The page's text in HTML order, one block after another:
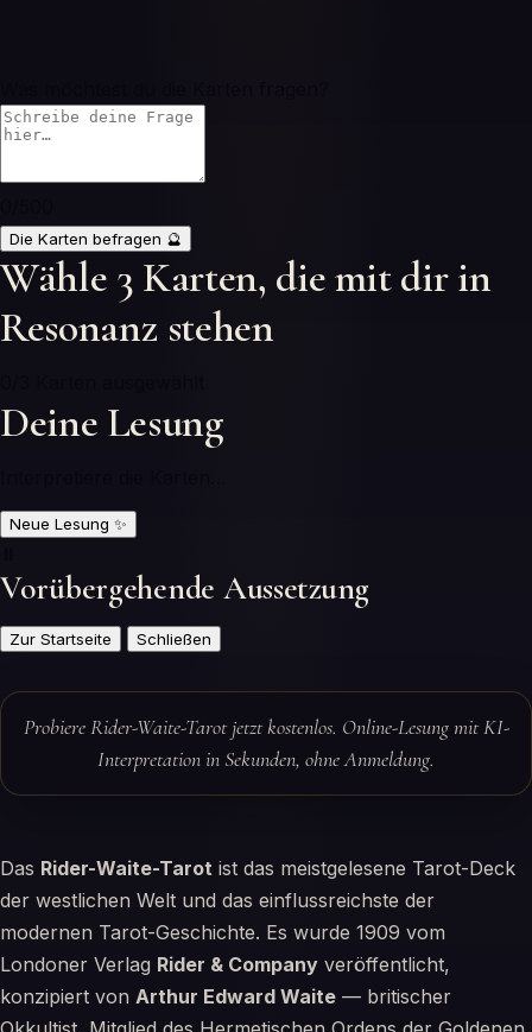
Die Karten befragen 🔮
Wähle 3 Karten, die mit dir in
Resonanz stehen
Deine Lesung
Neue Lesung ✨
Vorübergehende Aussetzung
Zur Startseite Schließen
Probiere Rider-Waite-Tarot jetzt kostenlos. Online-Lesung mit KI-
Interpretation in Sekunden, ohne Anmeldung.
Das Rider-Waite-Tarot ist das meistgelesene Tarot-Deck
der westlichen Welt und das einflussreichste der
modernen Tarot-Geschichte. Es wurde 1909 vom
Londoner Verlag Rider & Company veröffentlicht,
konzipiert von Arthur Edward Waite — britischer